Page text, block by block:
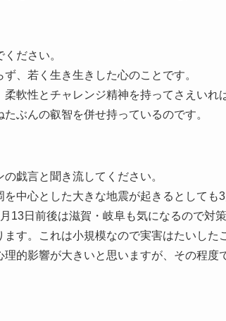
ださい。
、若く生き生きした心のことです。
軟性とチャレンジ精神を持ってさえいれ
ぶんの叡智を併せ持っているのです。
戯言と聞き流してください。
中心とした大きな地震が起きるとしても
13日前後は滋賀・岐阜も気になるので対
ます。これは小規模なので実害はたいした
理的影響が大きいと思いますが、その程度